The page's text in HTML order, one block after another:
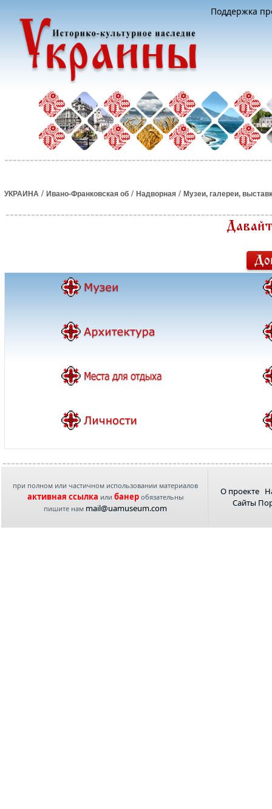
Поддержка
УКРАИНА / Ивано-Франковская об / Надворная / Музеи, галереи,
при полном или частичном использовании материалов
активная ссылка или банеробязательны
пишите нам mail@uamuseum.com
О проекте
Сайты